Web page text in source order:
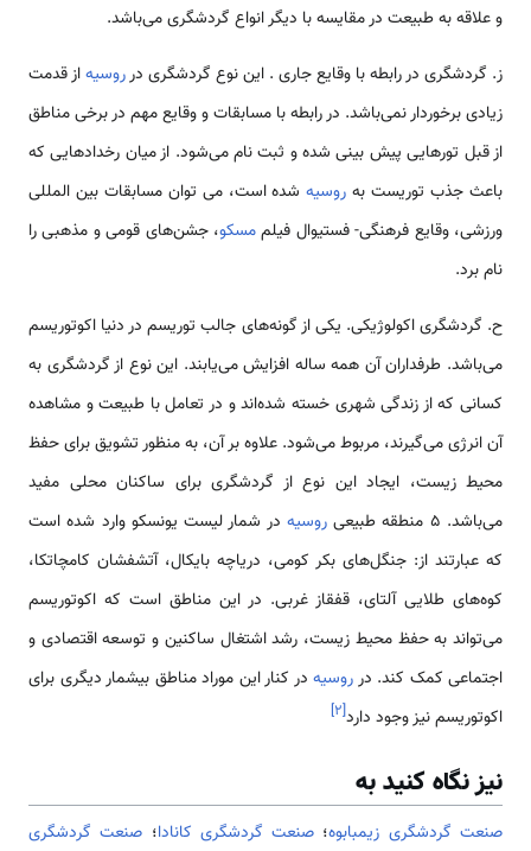
و علاقه به طبیعت در مقایسه با دیگر انواع گردشگری می‌باشد.
ز. گردشگری در رابطه با وقایع جاری . این نوع گردشگری درروسیهاز قدمت
زیادی برخوردار نمی‌باشد. در رابطه با مسابقات و وقایع مهم در برخی مناطق
از قبل تورهایی پیش بینی شده و ثبت نام می‌شود. از میان رخدادهایی که
باعث جذب توریست به روسیهشده است، می توان مسابقات بین المللی
ورزشی، وقایع فرهنگی- فستیوال فیلممسکو، جشن‌های قومی و مذهبی را
نام برد.
ح. گردشگری اکولوژیکی. یکی از گونه‌های جالب توریسم در دنیا اکوتوریسم
می‌باشد. طرفداران آن همه ساله افزایش می‌یابند. این نوع از گردشگری به
کسانی که از زندگی شهری خسته شده‌اند و در تعامل با طبیعت و مشاهده
آن انرژی می‌گیرند، مربوط می‌شود. علاوه بر آن، به منظور تشویق برای حفظ
محیط زیست، ایجاد این نوع از گردشگری برای ساکنان محلی مفید
می‌باشد. 5 منطقه طبیعی
روسیه در شمار لیست یونسکو وارد شده است
که عبارتند از: جنگل‌های بکر کومی، دریاچه بایکال، آتشفشان کامچاتکا،
کوه‌های طلایی آلتای، قفقاز غربی. در این مناطق است که اکوتوریسم
می‌تواند به حفظ محیط زیست، رشد اشتغال ساکنین و توسعه اقتصادی و
اجتماعی کمک کند. درروسیه در کنار این موراد مناطق بیشمار دیگری برای
اکوتوریسم نیز وجود دارد[۲]
نیز نگاه کنید به
صنعت گردشگری زیمبابوه؛ صنعت گردشگری کانادا؛ صنعت گردشگری